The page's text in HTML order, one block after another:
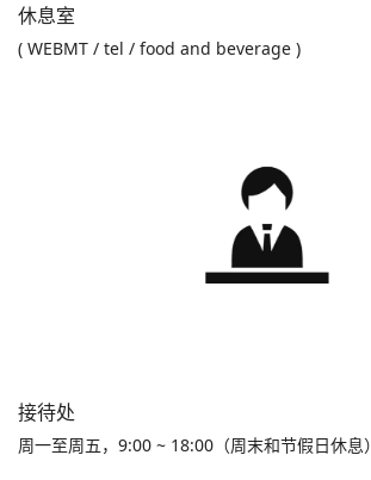
休息室
( WEBMT / tel / food and beverage )
接待处
周一至周五，9:00 ~ 18:00（周末和节假日休息）